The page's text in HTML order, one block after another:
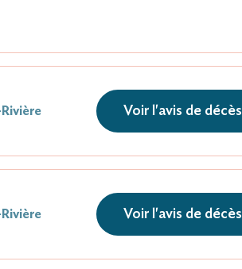
Voir l'avis de décès
Voir l'avis de décès